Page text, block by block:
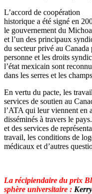
L’accord de coopération
historique a été signé en
le gouvernement du
et l’un des principaux
du secteur privé au Canada
personne et les droits
l’état mexicain sont
dans les serres et les
En vertu du pacte, les
services de soutien au
l’ATA qui leur viennent en
disséminés à travers le
et des services de
travail, les conditions de
médicaux et d’autres
La récipiendaire du prix
sphère universitaire :